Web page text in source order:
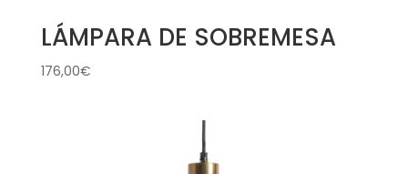
LÁMPARA DE SOBREMESA
176,00€